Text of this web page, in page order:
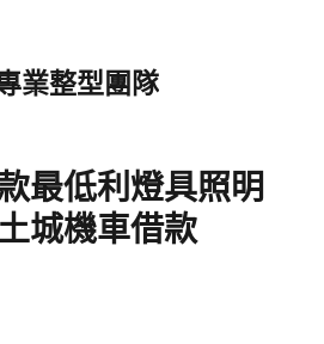
業整型團隊
最低利燈具照明
城機車借款